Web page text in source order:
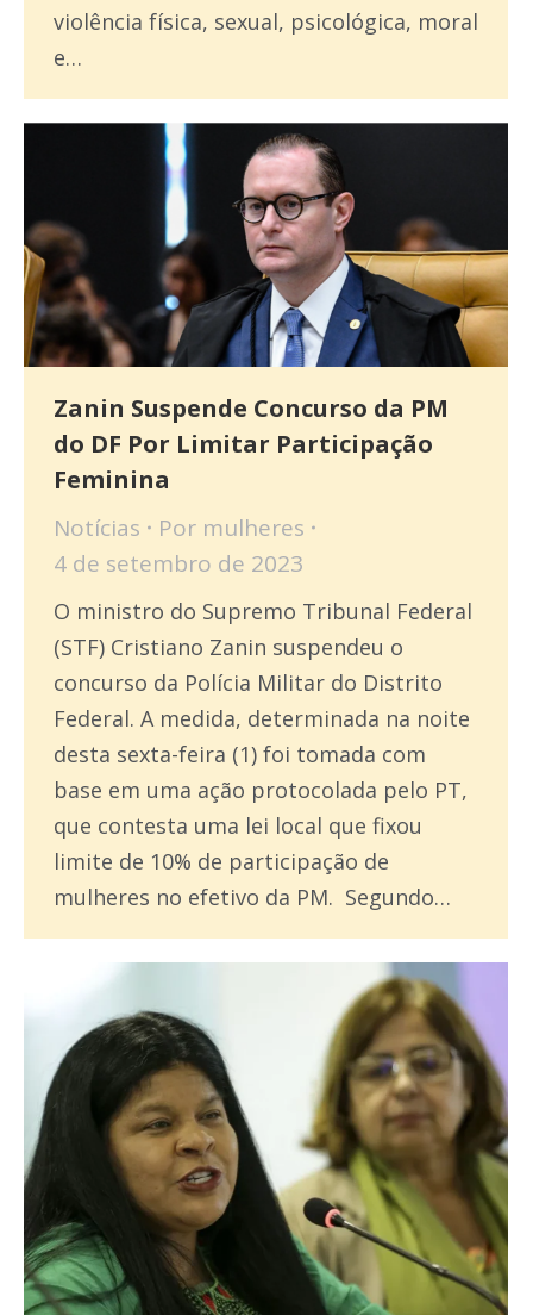
violência física, sexual, psicológica, moral
e…
Zanin Suspende Concurso da PM
do DF Por Limitar Participação
Feminina
Notícias Por mulheres
4 de setembro de 2023
O ministro do Supremo Tribunal Federal
(STF) Cristiano Zanin suspendeu o
concurso da Polícia Militar do Distrito
Federal. A medida, determinada na noite
desta sexta-feira (1) foi tomada com
base em uma ação protocolada pelo PT,
que contesta uma lei local que fixou
limite de 10% de participação de
mulheres no efetivo da PM. Segundo…